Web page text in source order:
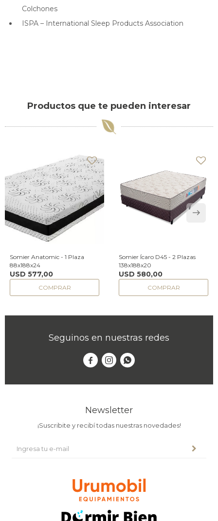
Colchones
ISPA – International Sleep Products Association
Productos que te pueden interesar
Somier Anatomic - 1 Plaza
88x188x24
USD 577,00
Somier Ícaro D45 - 2 Plazas
138x188x20
USD 580,00
Seguinos en nuestras redes
  
Newsletter
¡Suscribite y recibí todas nuestras novedades!